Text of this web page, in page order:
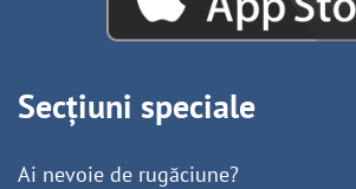
Secțiuni speciale
Ai nevoie de rugăciune?